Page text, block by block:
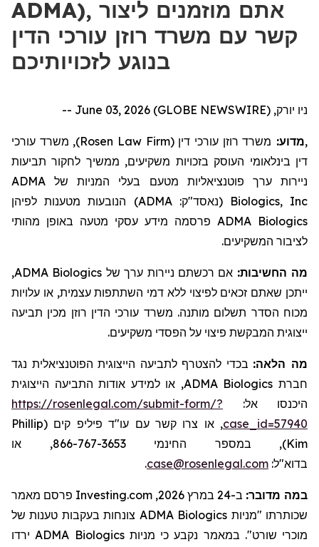
ADMA), אתם מוזמנים ליצור
קשר עם משרד רוזן עורכי הדין
בנוגע לזכויותיכם
ניו יורק, June 03, 2026 (GLOBE NEWSWIRE) --
,מדוע: משרד רוזן עורכי דין (Rosen Law Firm
), משרד עורכי
דין בינלאומי העוסק בזכויות משקיעים, ממשיך לחקור תביעות
ניירות ערך פוטנציאליות מטעם בעלי המניות של ADMA
Biologics, Inc
(נאסד"ק:ADMA
) הנובעות מטענות לפיהן
ADMA Biologics פרסמה מידע עסקי מטעה באופן מהותי
לציבור המשקיעים.
מה החשיבות: אם רכשתם ניירות ערך של ADMA Biologics
,
ייתכן שאתם זכאים לפיצוי ללא דמי השתתפות עצמית, או עלויות
מכוח הסדר תשלום מותנה. משרד עורכי הדין רוזן מכין תביעה
ייצוגית המבקשת פיצוי על הפסדי משקיעים.
מה הלאה: בכדי להצטרף לתביעה הייצוגית הפוטנציאלית נגד
חברת ADMA Biologics, או למידע אודות התביעה הייצוגית
היכנסו אל: https://rosenlegal.com/submit-form/?
case_id=57940, או צרו קשר עם עו"ד פיליפ קים (Phillip
Kim
), במספר החינמי 866-767-3653, או
בדוא"ל: case@rosenlegal.com
.
במה מדובר: ב-24 במרץ 2026, Investing.com פרסם מאמר
שכותרתו "מניות ADMA Biologics צונחות בעקבות טענות של
מוכרי שורט". במאמר נקבע כי מניותADMA Biologicsירדו